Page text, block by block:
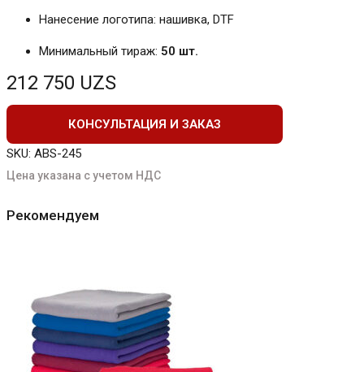
Нанесение логотипа: нашивка, DTF
Минимальный тираж: 50 шт.
212 750 UZS
КОНСУЛЬТАЦИЯ И ЗАКАЗ
SKU: ABS-245
Цена указана с учетом НДС
Рекомендуем